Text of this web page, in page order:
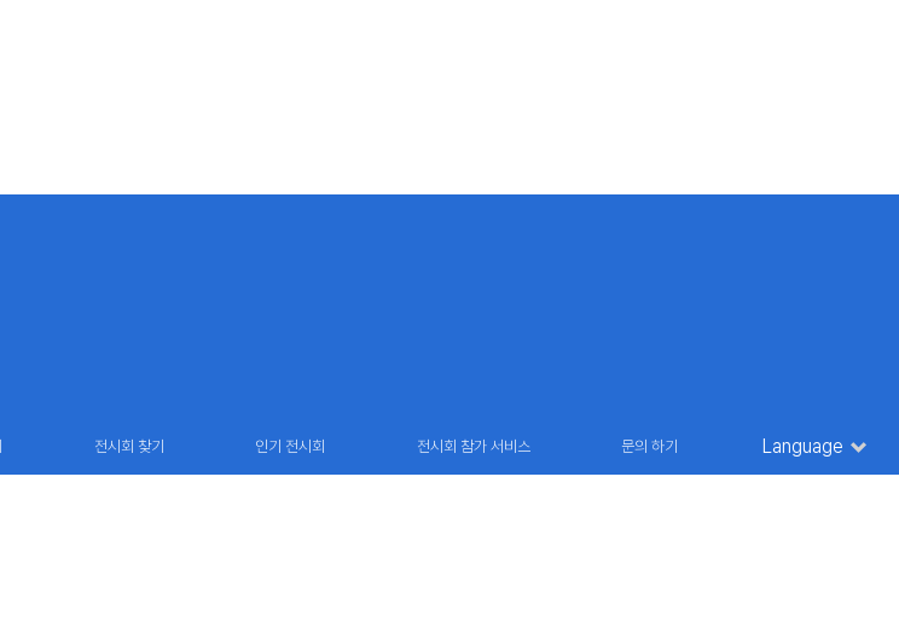
전시회 찾기 인기 전시회 전시회 참가 서비스 문의 하기 Language